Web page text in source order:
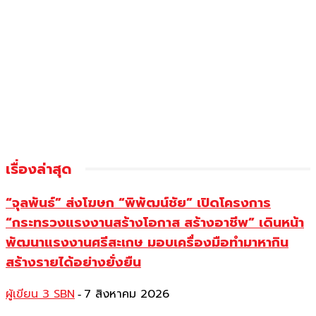
เรื่องล่าสุด
“จุลพันธ์” ส่งโฆษก “พิพัฒน์ชัย” เปิดโครงการ
“กระทรวงแรงงานสร้างโอกาส สร้างอาชีพ” เดินหน้า
พัฒนาแรงงานศรีสะเกษ มอบเครื่องมือทำมาหากิน
สร้างรายได้อย่างยั่งยืน
ผู้เขียน 3 SBN - 7 สิงหาคม 2026